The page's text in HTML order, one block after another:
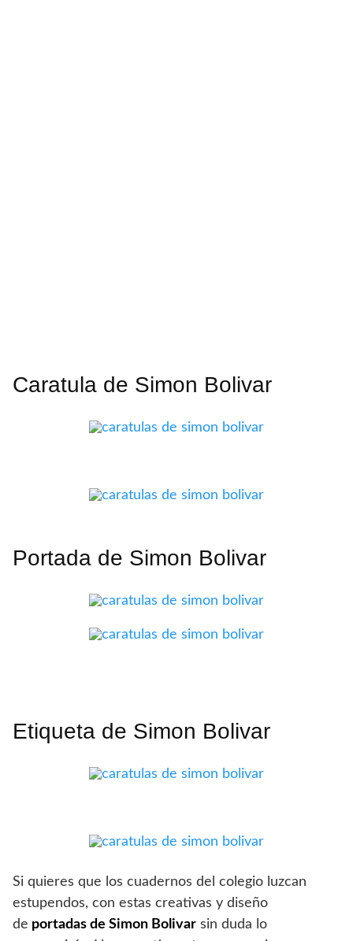
Caratula de Simon Bolivar
Portada de Simon Bolivar
Etiqueta de Simon Bolivar
Si quieres que los cuadernos del colegio luzcan
estupendos, con estas creativas y diseño
de portadas de Simon Bolivar sin duda lo